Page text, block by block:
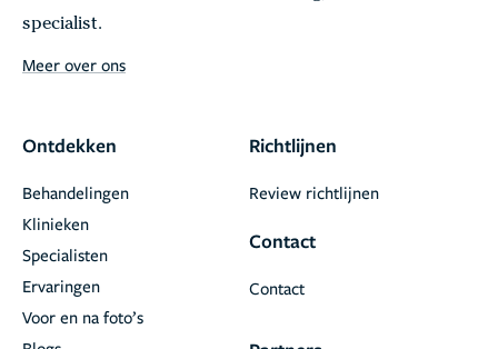
specialist.
Meer over ons
Ontdekken
Behandelingen
Klinieken
Specialisten
Ervaringen
Voor en na foto’s
Richtlijnen
Review richtlijnen
Contact
Contact